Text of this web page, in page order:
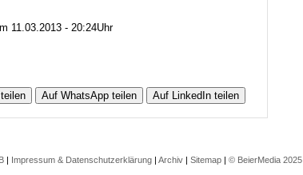
11.03.2013 - 20:24Uhr
Auf WhatsApp teilen Auf LinkedIn teilen
| Impressum & Datenschutzerklärung | Archiv | Sitemap | © BeierMedia 2025